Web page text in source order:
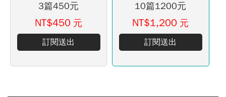
3篇450元
NT$450 元
訂閱送出
10篇1200元
NT$1,200 元
訂閱送出